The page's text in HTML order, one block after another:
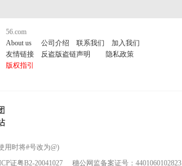
56.com
About us
公司介绍 联系我们
加入我们
友情链接
反盗版盗链声明
隐私政策
版权指引
用时将#号改为@)
证粤B2-20041027 穗公网监备案证号：4401060102823